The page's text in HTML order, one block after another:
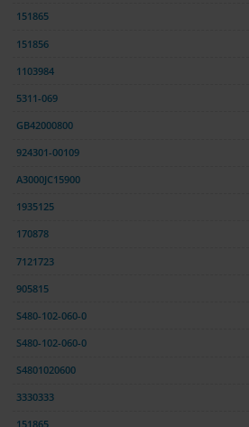
151865
151856
1103984
5311-069
GB42000800
924301-00109
A3000JC15900
1935125
170878
7121723
905815
S480-102-060-0
S480-102-060-0
S4801020600
3330333
151865